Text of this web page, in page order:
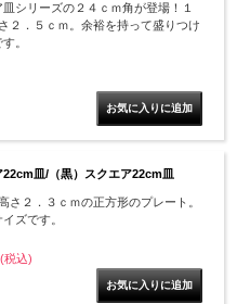
シリーズの２４ｃｍ角が登場！１
２．５ｃｍ。余裕を持って盛りつけ
。
22cm皿/（黒）スクエア22cm皿
さ２．３ｃｍの正方形のプレート。
ズです。
税込)